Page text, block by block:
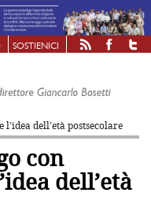
SOSTIENICI
l’idea dell’età postsecolare
con
dell’età